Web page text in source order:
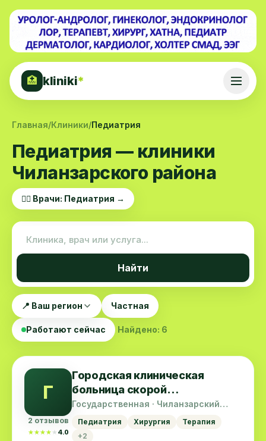
🏥 kliniki*
Главная/Клиники/Педиатрия
Педиатрия — клиники
Чиланзарского района
👨‍⚕️ Врачи: Педиатрия →
Найти
📍 Ваш регион Частная
Работают сейчас Найдено: 6
Г
2 отзывов
★★★★★
★★★★★ 4.0
Городская клиническая
больница скорой
медицинской помощи
(Неотложка)
Государственная · Чиланзарский
Педиатрия Хирургия
Терапия
+2